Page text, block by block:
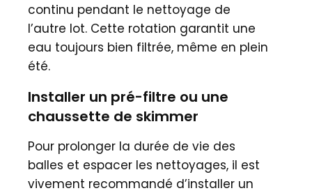
continu pendant le nettoyage de
l’autre lot. Cette rotation garantit une
eau toujours bien filtrée, même en plein
été.
Installer un pré-filtre ou une
chaussette de skimmer
Pour prolonger la durée de vie des
balles et espacer les nettoyages, il est
vivement recommandé d’installer un